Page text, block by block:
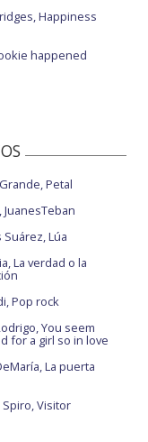
Happiness
happened
Petal
JuanesTeban
Lúa
La verdad o la
Pop rock
You seem
for a girl so in love
La puerta
Spiro, Visitor